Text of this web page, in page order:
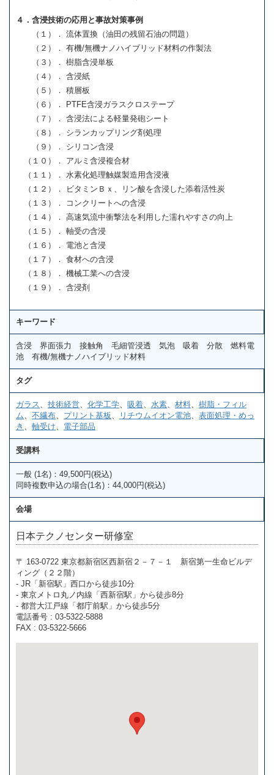
４．含浸技術の応用と事故対策事例
（１）． 流体置換（油田の残留石油の問題）
（２）． 有機/無機ナノハイブリッド材料の作製法
（３）． 樹脂含浸単板
（４）． 含浸紙
（５）． 積層板
（６）． PTFE含浸ガラスクロステープ
（７）． 含浸法による軽量発砲シート
（８）． シランカップリング剤処理
（９）． シリコン含浸
（１０）． アルミ含浸複合材
（１１）． 水素化処理触媒製造用含浸液
（１２）． ビタミンＢｘ、リン酸を含浸した添着活性炭
（１３）． コンクリートへの含浸
（１４）． 高速気流中衝撃法を利用した濡れやすさの向上
（１５）． 軸受の含浸
（１６）． 電池と含浸
（１７）． 食材への含浸
（１８）． 機械工業への含浸
（１９）． 含浸剤
キーワード
含浸 界面張力 接触角 毛細管浸透 気泡 吸着 分散 燃料電
池 有機/無機ナノハイブリッド材料
タグ
ガラス 技術経営 化学工学 吸着 水素 材料
樹脂・フィル
ム
不繊布 プリント基板 リチウムイオン電池
表面処理・めっ
き
軸受け 電子部品
受講料
一般 (1名)：49,500円(税込)
同時複数申込の場合(1名)：44,000円(税込)
会場
日本テクノセンター研修室
〒 163-0722 東京都新宿区西新宿２－７－１ 新宿第一生命ビルデ
ィング（２２階）
- JR「新宿駅」西口から徒歩10分
- 東京メトロ丸ノ内線「西新宿駅」から徒歩8分
- 都営大江戸線「都庁前駅」から徒歩5分
電話番号 : 03-5322-5888
FAX : 03-5322-5666